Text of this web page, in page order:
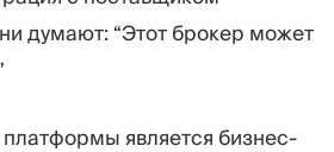
думают: “Этот брокер может
является бизнес-